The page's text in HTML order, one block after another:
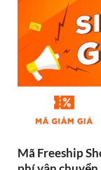
Mã Freeship